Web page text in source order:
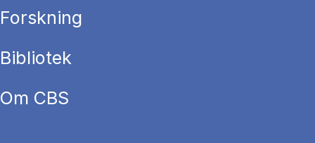
Forskning
Bibliotek
Om CBS